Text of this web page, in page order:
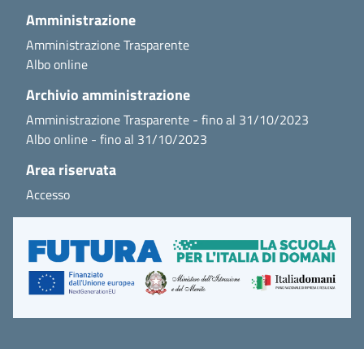
Amministrazione
Amministrazione Trasparente
Albo online
Archivio amministrazione
Amministrazione Trasparente - fino al 31/10/2023
Albo online - fino al 31/10/2023
Area riservata
Accesso